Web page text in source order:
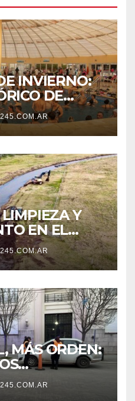
INVIERNO:
DE
TERMAL DE
Y
EN EL
MÁS ORDEN:
DOLORES